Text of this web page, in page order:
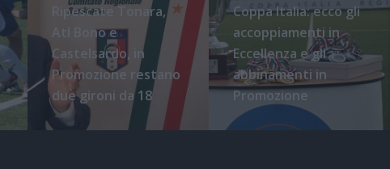
Ripescate Tonara,
Atl Bono e
Castelsardo, in
Promozione restano
due gironi da 18
Coppa Italia: ecco gli
accoppiamenti in
Eccellenza e gli
abbinamenti in
Promozione